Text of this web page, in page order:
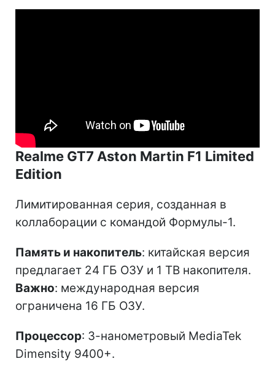
Realme GT7 Aston Martin F1 Limited
Edition
Лимитированная серия, созданная в
коллаборации с командой Формулы-1.
Память и накопитель: китайская версия
предлагает 24 ГБ ОЗУ и 1 ТВ накопителя.
Важно: международная версия
ограничена 16 ГБ ОЗУ.
Процессор: 3-нанометровый MediaTek
Dimensity 9400+.